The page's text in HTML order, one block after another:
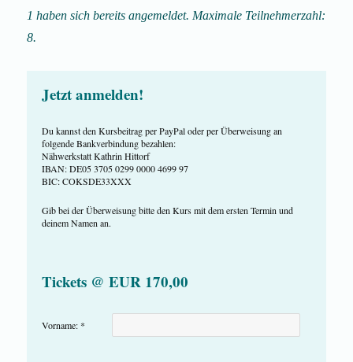
1 haben sich bereits angemeldet. Maximale Teilnehmerzahl:
8.
Jetzt anmelden!
Du kannst den Kursbeitrag per PayPal oder per Überweisung an
folgende Bankverbindung bezahlen:
Nähwerkstatt Kathrin Hittorf
IBAN: DE05 3705 0299 0000 4699 97
BIC: COKSDE33XXX
Gib bei der Überweisung bitte den Kurs mit dem ersten Termin und
deinem Namen an.
Tickets @ EUR 170,00
Vorname: *